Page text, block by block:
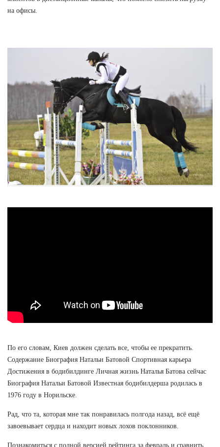
на офисы.
По его словам, Киев должен сделать все, чтобы ее прекратить.
Содержание Биография Натальи Батовой Спортивная карьера
Достижения в бодибилдинге Личная жизнь Наталья Батова сейчас
Биография Натальи Батовой Известная бодибилдерша родилась в
1976 году в Норильске.
Рад, что та, которая мне так понравилась полгода назад, всё ещё
завоевывает сердца и находит новых лохов поклонников.
Познакомиться с полной версией рейтинга за февраль и сравнить